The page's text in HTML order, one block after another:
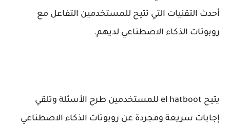
أحدث التقنيات التي تتيح للمستخدمين التفاعل مع
روبوتات الذكاء الاصطناعي لديهم.
يتيح el hatboot للمستخدمين طرح الأسئلة وتلقي
إجابات سريعة ومجردة عن روبوتات الذكاء الاصطناعي